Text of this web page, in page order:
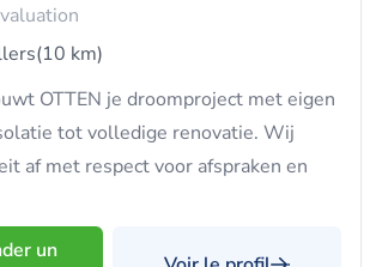
(10 km)
OTTEN je droomproject met eigen
tot volledige renovatie. Wij
af met respect voor afspraken en
un